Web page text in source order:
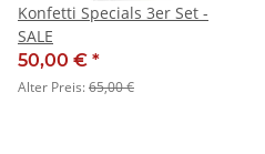
Konfetti Specials 3er Set -
SALE
50,00 € *
Alter Preis:65,00 €